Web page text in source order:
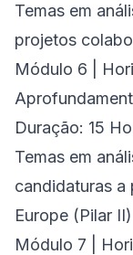
Temas em
projetos
Módulo 6 |
Duração: 15
Temas em
candidaturas
Europe (Pilar II)
Módulo 7 |